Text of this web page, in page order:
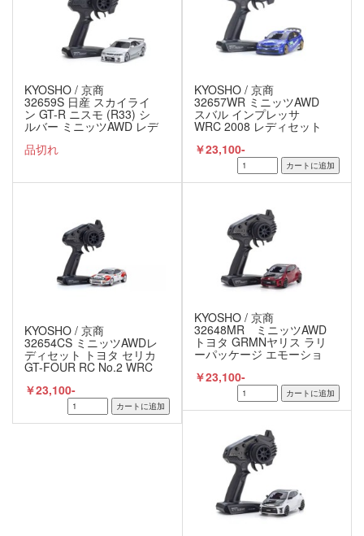
KYOSHO / 京商
32659S 日産 スカイライ
ン GT-R ニスモ (R33) シ
ルバー ミニッツAWD レデ
ィセット 京商 /
KYOSHO
品切れ
KYOSHO / 京商
32657WR ミニッツAWD
スバル インプレッサ
WRC 2008 レディセット
完成品 京商 / KYOSHO
￥23,100-
KYOSHO / 京商
32654CS ミニッツAWDレ
ディセット トヨタ セリカ
GT-FOUR RC No.2 WRC
完成品 京商 / KYOSHO
￥23,100-
KYOSHO / 京商
32648MR ミニッツAWD
トヨタ GRMNヤリス ラリ
ーパッケージ エモーショ
ナルレッドⅡ レディセッ
ト
￥23,100-